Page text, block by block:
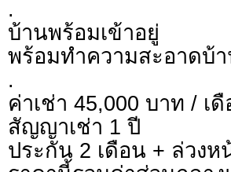
.
บ้านพร้อมเข้าอยู่
พร้อมทำความสะอาดบ้
.
ค่าเช่า 45,000 บาท / เ
สัญญาเช่า 1 ปี
ประกัน 2 เดือน + ล่วงห